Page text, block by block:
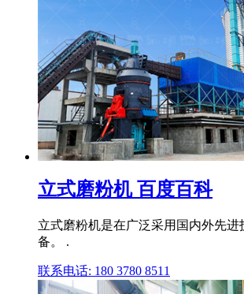
立式磨粉机 百度百科
立式磨粉机是在广泛采用国内外先
备。 .
联系电话: 180 3780 8511